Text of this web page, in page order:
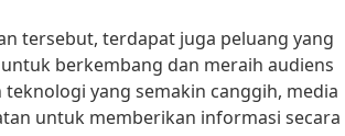
tersebut, terdapat juga peluang yang
berkembang dan meraih audiens
teknologi yang semakin canggih, media
untuk memberikan informasi secara